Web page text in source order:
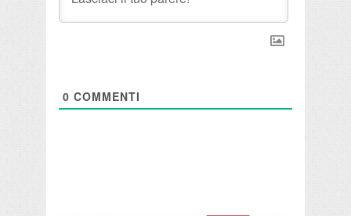
0 COMMENTI